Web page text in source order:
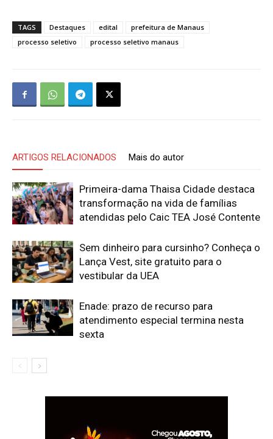
TAGS Destaques edital
prefeitura de Manaus
processo seletivo
processo seletivo manaus
ARTIGOS RELACIONADOS Mais do autor
Primeira-dama Thaisa Cidade destaca
transformação na vida de famílias
atendidas pelo Caic TEA José Contente
Sem dinheiro para cursinho? Conheça o
Lança Vest, site gratuito para o
vestibular da UEA
Enade: prazo de recurso para
atendimento especial termina nesta
sexta